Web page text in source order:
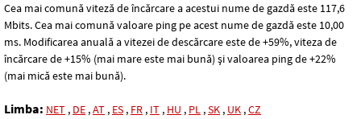
Cea mai comună viteză de încărcare a acestui nume de gazdă este 117,6
Mbits. Cea mai comună valoare ping pe acest nume de gazdă este 10,00
ms. Modificarea anuală a vitezei de descărcare este de +59%, viteza de
încărcare de +15% (mai mare este mai bună) și valoarea ping de +22%
(mai mică este mai bună).
Limba: NET , DE ,AT , ES , FR , IT , HU , PL ,SK , UK ,CZ